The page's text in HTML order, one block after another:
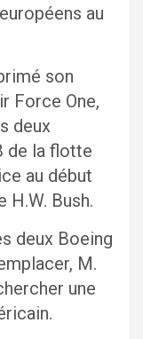
au
son
Force One,
deux
de la flotte
au début
H.W. Bush.
deux Boeing
M.
une